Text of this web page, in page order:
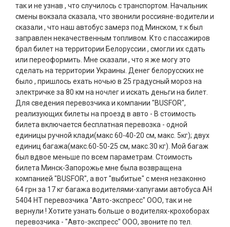
так и не узнав , что случилось с транспортом. Начальник
смены вокзала сказала, что звонили россияне-водители и
сказали , что наш автобус замерз под Минском, т.к был
заправлен некачественным топливом. Кто с пассажиров
брал билет на территории Белоруссии , смогли их сдать
или переоформить. Мне сказали , что я же могу это
сделать на территории Украины. Денег белорусских не
было , пришлось ехать ночью в 25 градусный мороз на
электричке за 80 км на ночлег и искать деньги на билет.
Для сведения перевозчика и компании "BUSFOR",
реализующих билеты на проезд в авто - В стоимость
билета включается бесплатная перевозка - одной
единицы ручной клади(макс 60-40-20 см, макс. 5кг); двух
единиц багажа(макс.60-50-25 см, макс.30 кг). Мой багаж
был вдвое меньше по всем параметрам. Стоимость
билета Минск-Запорожье мне была возвращена
компанией "BUSFOR", а вот "выбитые" с меня незаконно
64 грн за 17 кг багажа водителями-хапугами автобуса АН
5404 НТ перевозчика "Авто-экспресс" ООО, так и не
вернули ! Хотите узнать больше о водителях-крохоборах
перевозчика - "Авто-экспресс" ООО, звоните по тел.